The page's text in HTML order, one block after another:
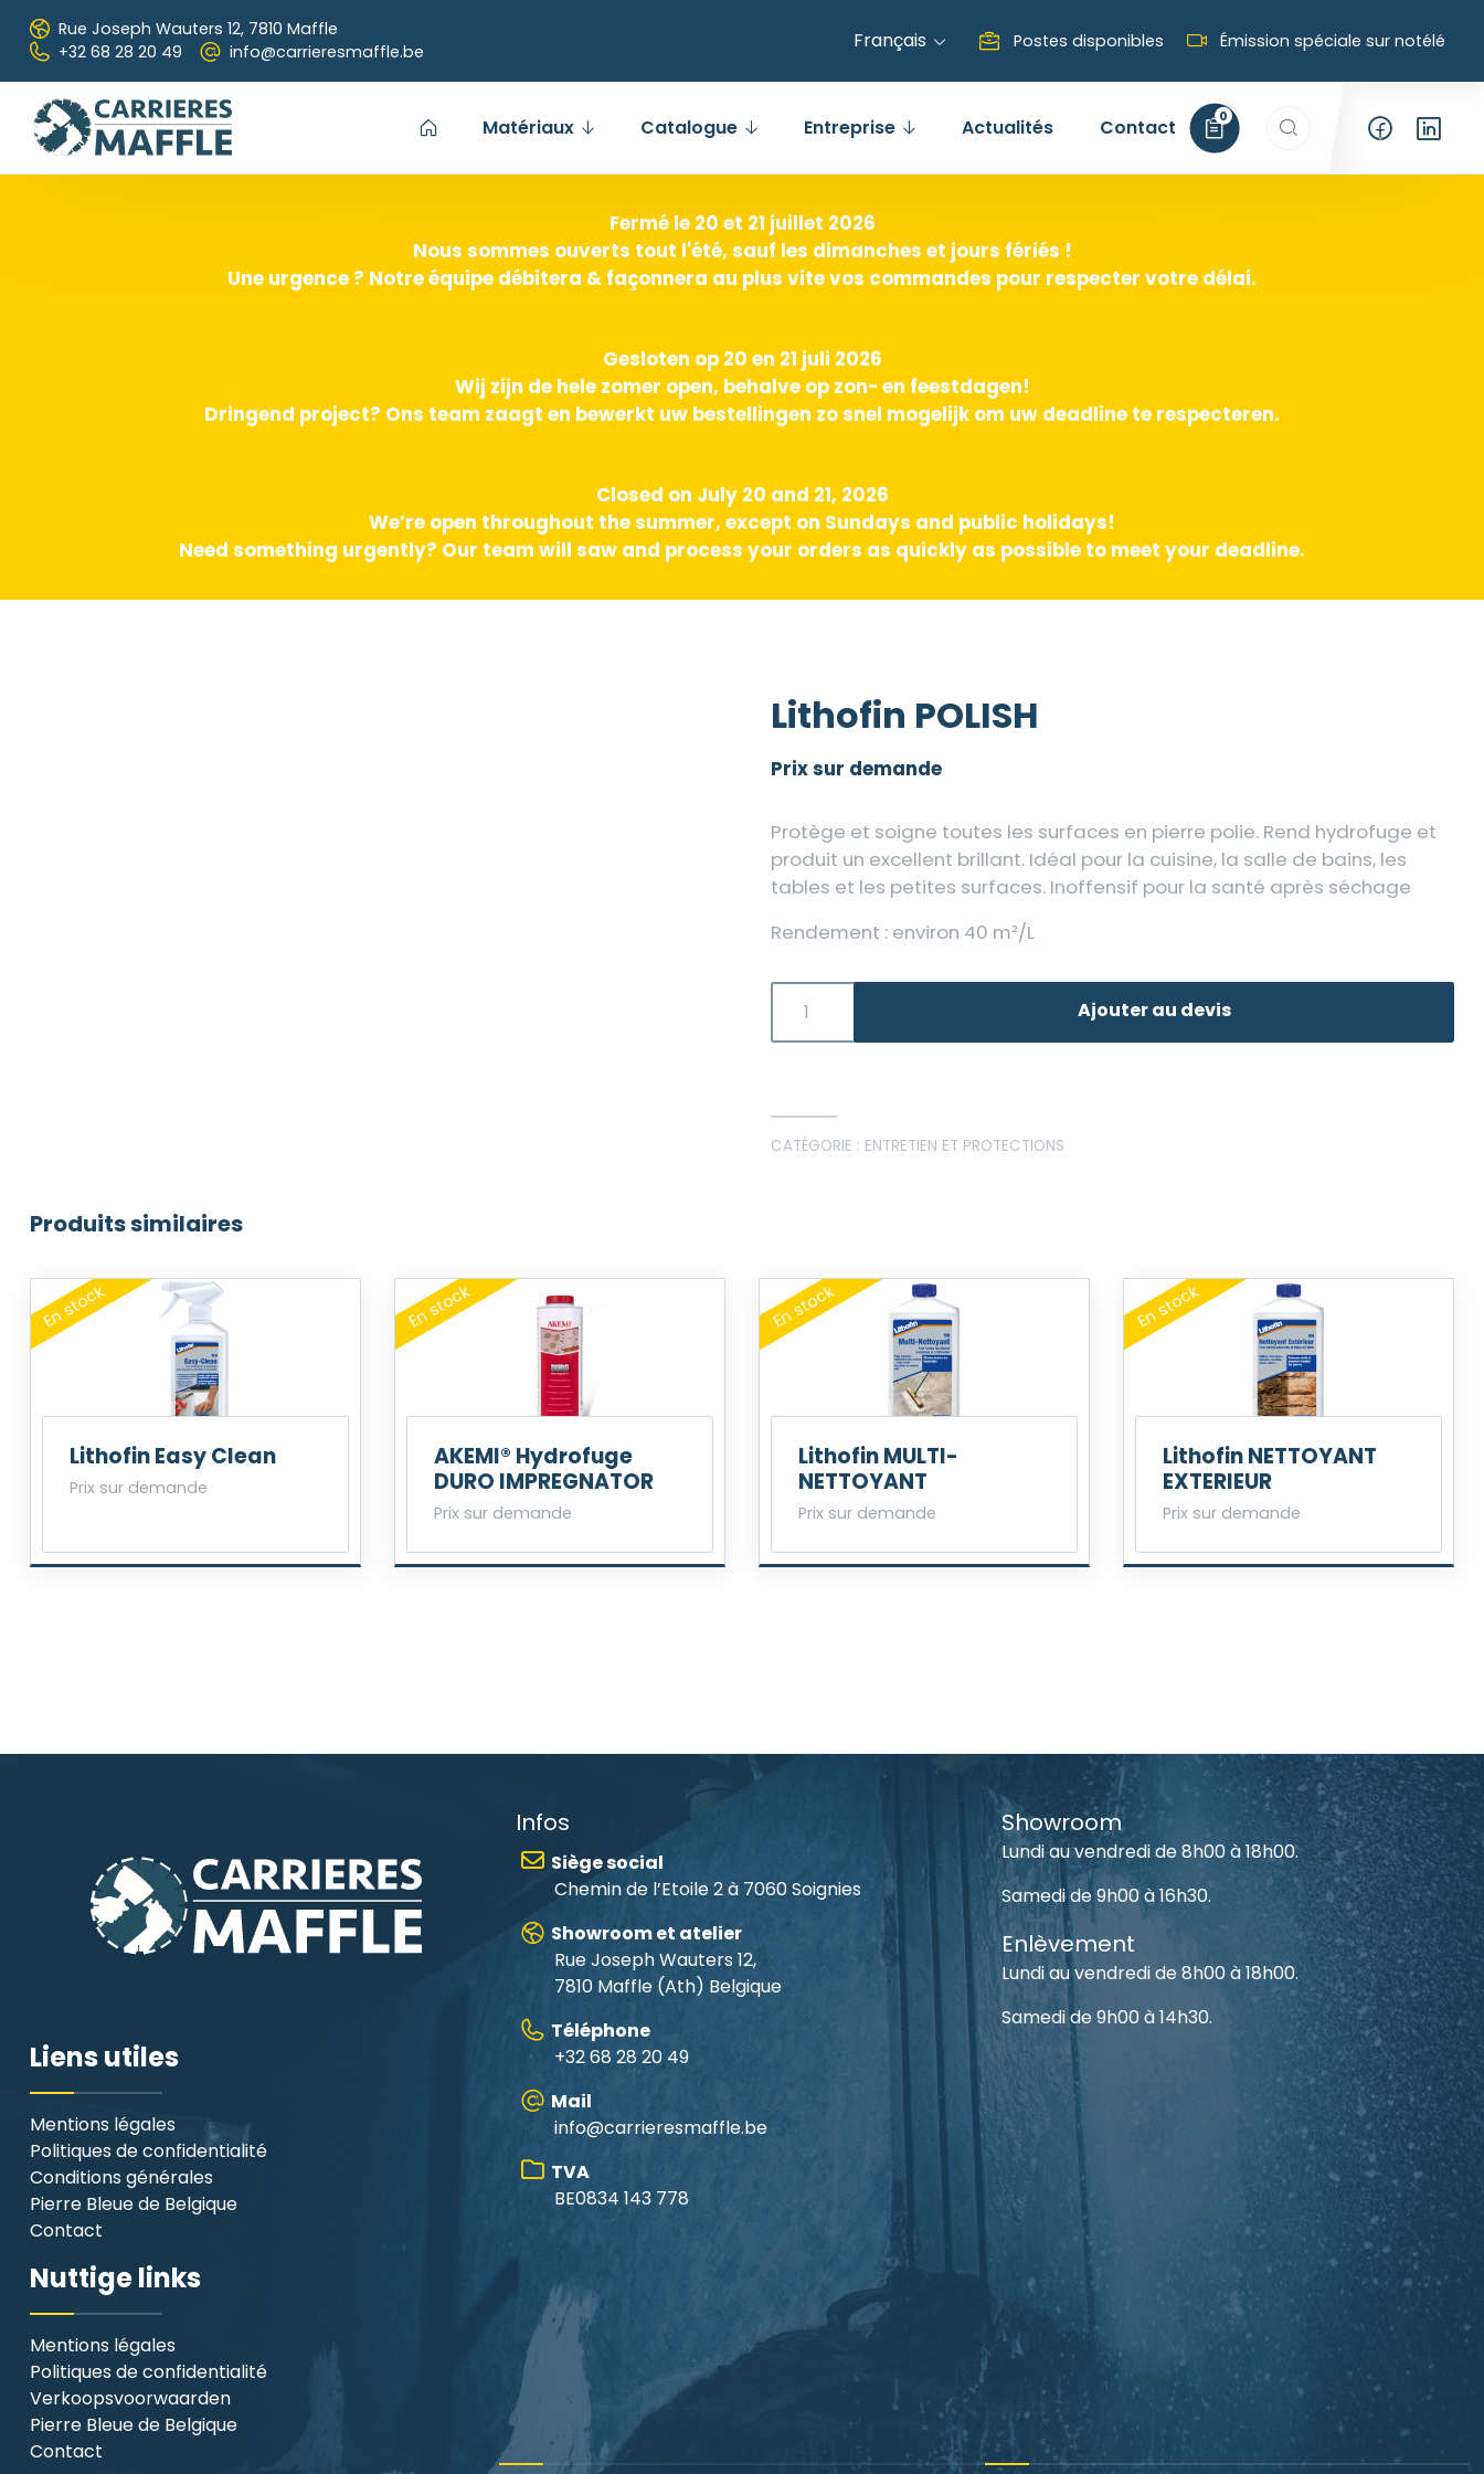
Passer au contenu principal
Rue Joseph Wauters 12, 7810 Maffle
+32 68 28 20 49
info@carrieresmaffle.be Français Postes disponibles Émission spéciale sur notélé
Matériaux Catalogue Entreprise Actualités Contact 0 Rechercher…
Fermé le 20 et 21 juillet 2026
Nous sommes ouverts tout l'été, sauf les dimanches et jours fériés !
Une urgence ? Notre équipe débitera & façonnera au plus vite vos commandes pour respecter votre délai.
Gesloten op 20 en 21 juli 2026
Wij zijn de hele zomer open, behalve op zon- en feestdagen!
Dringend project? Ons team zaagt en bewerkt uw bestellingen zo snel mogelijk om uw deadline te respecteren.
Closed on July 20 and 21, 2026
We’re open throughout the summer, except on Sundays and public holidays!
Need something urgently? Our team will saw and process your orders as quickly as possible to meet your deadline.
Lithofin POLISH
Prix sur demande
Protège et soigne toutes les surfaces en pierre polie. Rend hydrofuge et
produit un excellent brillant. Idéal pour la cuisine, la salle de bains, les
tables et les petites surfaces. Inoffensif pour la santé après séchage
Rendement : environ 40 m²/L
Ajouter au devis
CATÉGORIE : ENTRETIEN ET PROTECTIONS
Produits similaires
Lithofin Easy Clean
Prix sur demande
AKEMI® Hydrofuge
DURO IMPREGNATOR
Prix sur demande
Lithofin MULTI-
NETTOYANT
Prix sur demande
Lithofin NETTOYANT
EXTERIEUR
Prix sur demande
Liens utiles
Mentions légales
Politiques de confidentialité
Conditions générales
Pierre Bleue de Belgique
Contact
Nuttige links
Mentions légales
Politiques de confidentialité
Verkoopsvoorwaarden
Pierre Bleue de Belgique
Contact
Infos
Siège social
Chemin de l’Etoile 2 à 7060 Soignies
Showroom et atelier
Rue Joseph Wauters 12,
7810 Maffle (Ath) Belgique
Téléphone
+32 68 28 20 49
Mail
info@carrieresmaffle.be
TVA
BE0834 143 778
Showroom
Lundi au vendredi de 8h00 à 18h00.
Samedi de 9h00 à 16h30.
Enlèvement
Lundi au vendredi de 8h00 à 18h00.
Samedi de 9h00 à 14h30.